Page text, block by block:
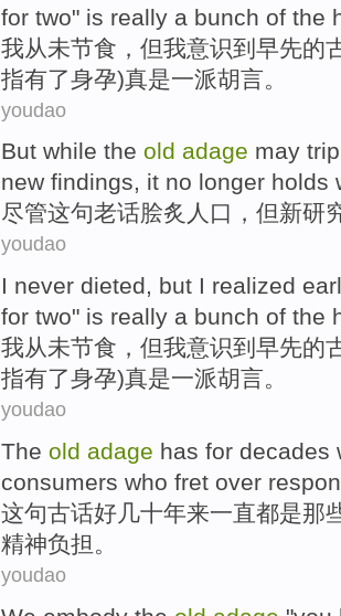
for two" is really a bunch of the
我从未节食 ， 但我意识到早先的
指有了身孕)真是一派胡言。
youdao
But while the old adage may
new findings, it no longer holds
尽管这句老话脍炙人口，但新研
youdao
I never dieted, but I realized
for two" is really a bunch of the
我从未节食 ， 但我意识到 早先的
指有了身孕)真是一派胡言。
youdao
The old adage has for decades
consumers who fret over
这句古话好几十年来一直都是那
精神负担。
youdao